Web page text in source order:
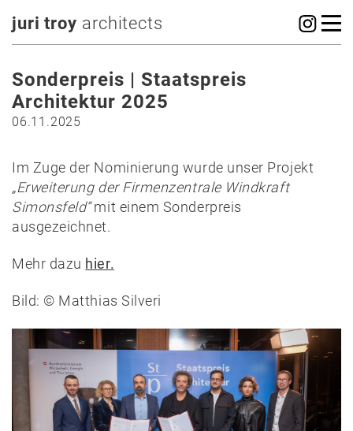
juri troy architects
Sonderpreis | Staatspreis
Architektur 2025
06.11.2025
Im Zuge der Nominierung wurde unser Projekt
„Erweiterung der Firmenzentrale Windkraft
Simonsfeld“mit einem Sonderpreis
ausgezeichnet.
Mehr dazu hier.
Bild: © Matthias Silveri